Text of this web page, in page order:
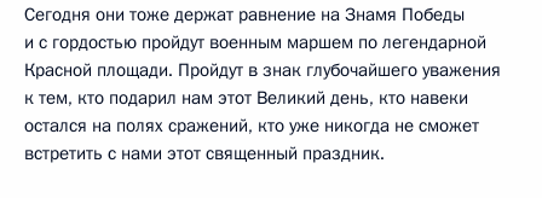
Сегодня они тоже держат равнение на Знамя Победы
и с гордостью пройдут военным маршем по легендарной
Красной площади. Пройдут в знак глубочайшего уважения
к тем, кто подарил нам этот Великий день, кто навеки
остался на полях сражений, кто уже никогда не сможет
встретить с нами этот священный праздник.